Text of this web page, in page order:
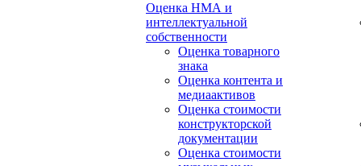
Оценка НМА и
интеллектуальной
собственности
Оценка товарного
знака
Оценка контента и
медиаактивов
Оценка стоимости
конструкторской
документации
Оценка стоимости